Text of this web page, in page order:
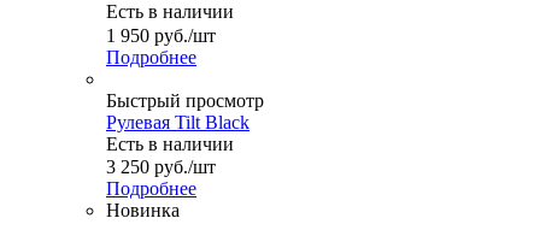
Есть в наличии
1 950 руб./шт
Подробнее
Быстрый просмотр
Рулевая Tilt Black
Есть в наличии
3 250 руб./шт
Подробнее
Новинка